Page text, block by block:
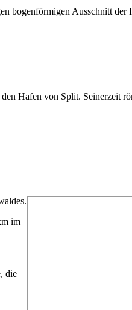
bogenförmigen Ausschnitt der
den Hafen von Split. Seinerzeit
im
die